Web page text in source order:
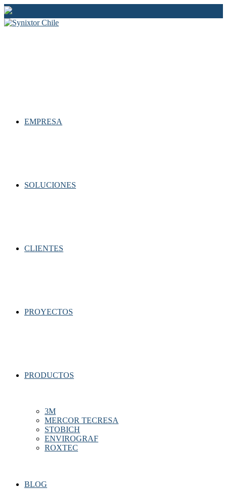
Ir
al
contenido
EMPRESA
SOLUCIONES
CLIENTES
PROYECTOS
PRODUCTOS
3M
MERCOR TECRESA
STOBICH
ENVIROGRAF
ROXTEC
BLOG